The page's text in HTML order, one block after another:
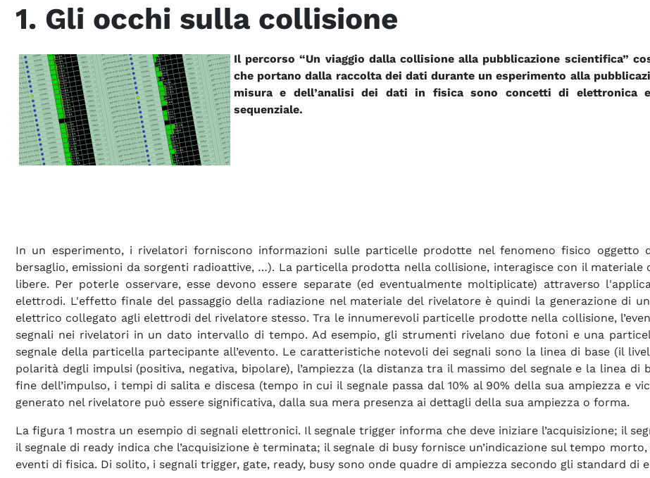
1. Gli occhi sulla collisione
Il percorso “Un viaggio dalla collisione alla pubblicazione scientifica”
che portano dalla raccolta dei dati durante un esperimento alla
misura e dell’analisi dei dati in fisica sono concetti di elettronica
sequenziale.
In un esperimento, i rivelatori forniscono informazioni sulle particelle prodotte nel fenomeno fisico oggetto
bersaglio, emissioni da sorgenti radioattive, …). La particella prodotta nella collisione, interagisce con il
libere. Per poterle osservare, esse devono essere separate (ed eventualmente moltiplicate) attraverso
elettrodi. L'effetto finale del passaggio della radiazione nel materiale del rivelatore è quindi la generazione di
elettrico collegato agli elettrodi del rivelatore stesso. Tra le innumerevoli particelle prodotte nella collisione,
segnali nei rivelatori in un dato intervallo di tempo. Ad esempio, gli strumenti rivelano due fotoni e una
segnale della particella partecipante all’evento. Le caratteristiche notevoli dei segnali sono la linea di base (il
polarità degli impulsi (positiva, negativa, bipolare), l’ampiezza (la distanza tra il massimo del segnale e la linea
fine dell’impulso, i tempi di salita e discesa (tempo in cui il segnale passa dal 10% al 90% della sua ampiezza e
generato nel rivelatore può essere significativa, dalla sua mera presenza ai dettagli della sua ampiezza o forma.
La figura 1 mostra un esempio di segnali elettronici. Il segnale trigger informa che deve iniziare l’acquisizione; il
il segnale di ready indica che l’acquisizione è terminata; il segnale di busy fornisce un’indicazione sul tempo
eventi di fisica. Di solito, i segnali trigger, gate, ready, busy sono onde quadre di ampiezza secondo gli standard di